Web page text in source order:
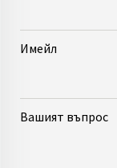
Имейл
Вашият въпрос